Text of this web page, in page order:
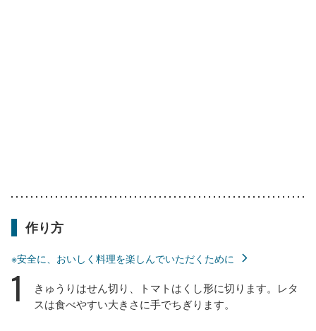
作り方
※安全に、おいしく料理を楽しんでいただくために
1
きゅうりはせん切り、トマトはくし形に切ります。レタ
スは食べやすい大きさに手でちぎります。